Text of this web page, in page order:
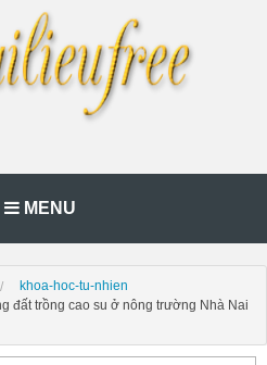
MENU
khoa-hoc-tu-nhien
đất trồng cao su ở nông trường Nhà Nai